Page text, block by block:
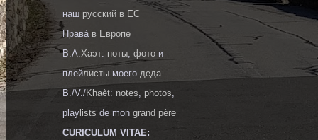
наш русский в ЕС
Правà в Европе
В.А. Хаэт: ноты фото и
плейлисты моего деда
B./V./Khaèt: notes photos
play lists de mon grand père
CURICULUM VITAE: